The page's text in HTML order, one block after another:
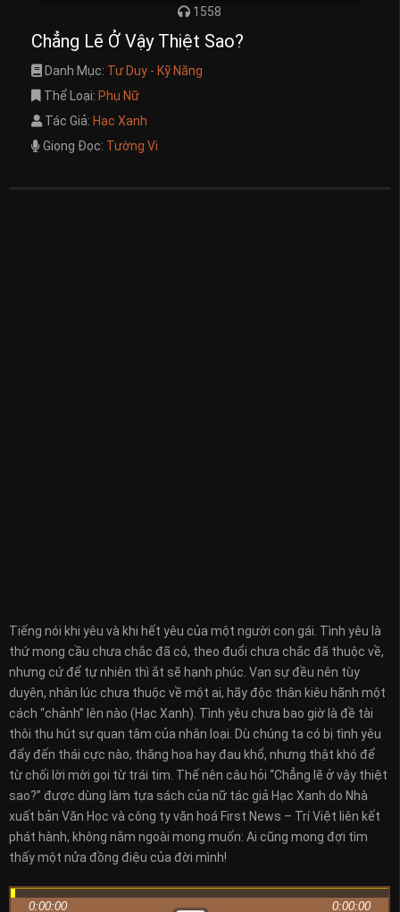
1558
Chẳng Lẽ Ở Vậy Thiệt Sao?
Danh Mục: Tư Duy - Kỹ Năng
Thể Loại: Phụ Nữ
Tác Giả: Hạc Xanh
Giọng Đọc: Tường Vi
Tiếng nói khi yêu và khi hết yêu của một người con gái. Tình yêu là
thứ mong cầu chưa chắc đã có, theo đuổi chưa chắc đã thuộc về,
nhưng cứ để tự nhiên thì ắt sẽ hạnh phúc. Vạn sự đều nên tùy
duyên, nhân lúc chưa thuộc về một ai, hãy độc thân kiêu hãnh một
cách “chảnh” lên nào (Hạc Xanh). Tình yêu chưa bao giờ là đề tài
thôi thu hút sự quan tâm của nhân loại. Dù chúng ta có bị tình yêu
đẩy đến thái cực nào, thăng hoa hay đau khổ, nhưng thật khó để
từ chối lời mời gọi từ trái tim. Thế nên câu hỏi “Chẳng lẽ ở vậy thiệt
sao?” được dùng làm tựa sách của nữ tác giả Hạc Xanh do Nhà
xuất bản Văn Học và công ty văn hoá First News – Trí Việt liên kết
phát hành, không nằm ngoài mong muốn: Ai cũng mong đợi tìm
thấy một nửa đồng điệu của đời mình!
0:00:00 0:00:00